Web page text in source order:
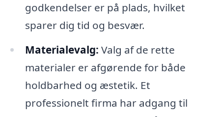
godkendelser er på plads, hvilket
sparer dig tid og besvær.
Materialevalg: Valg af de rette
materialer er afgørende for både
holdbarhed og æstetik. Et
professionelt firma har adgang til